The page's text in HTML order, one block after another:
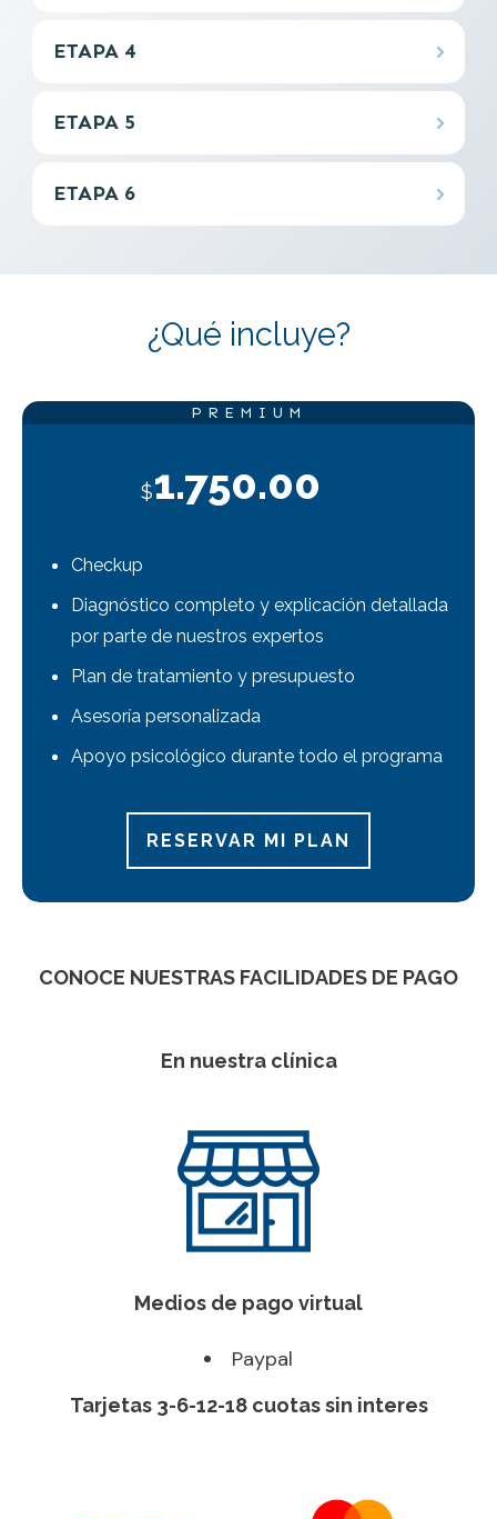
ETAPA 4
ETAPA 5
ETAPA 6
¿Qué incluye?
PREMIUM
$1.750.00
Checkup
Diagnóstico completo y explicación detallada
por parte de nuestros expertos
Plan de tratamiento y presupuesto
Asesoría personalizada
Apoyo psicológico durante todo el programa
RESERVAR MI PLAN
CONOCE NUESTRAS FACILIDADES DE PAGO
En nuestra clínica
Medios de pago virtual
Paypal
Tarjetas 3-6-12-18 cuotas sin interes